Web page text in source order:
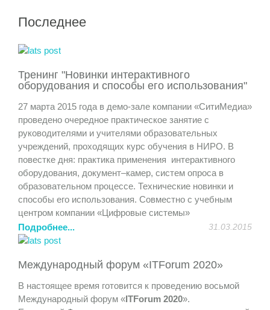
Последнее
Тренинг "Новинки интерактивного
оборудования и способы его использования"
27 марта 2015 года в демо-зале компании «СитиМедиа»
проведено очередное практическое занятие с
руководителями и учителями образовательных
учреждений, проходящих курс обучения в НИРО. В
повестке дня: практика применения интерактивного
оборудования, документ–камер, систем опроса в
образовательном процессе. Технические новинки и
способы его использования. Совместно с учебным
центром компании «Цифровые системы»
продемонстрирована возможность дистанционного
обучения и совместная работа над проектами.
удовольствие от общения.
Подробнее... 31.03.2015
Международный форум «ITForum 2020»
В настоящее время готовится к проведению восьмой
Международный форум «ITForum 2020».